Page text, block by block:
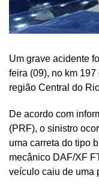
Um grave acidente
feira (09), no km
região Central do
De acordo com
(PRF), o sinistro
uma carreta do tipo
mecânico DAF/XF
veículo caiu de uma